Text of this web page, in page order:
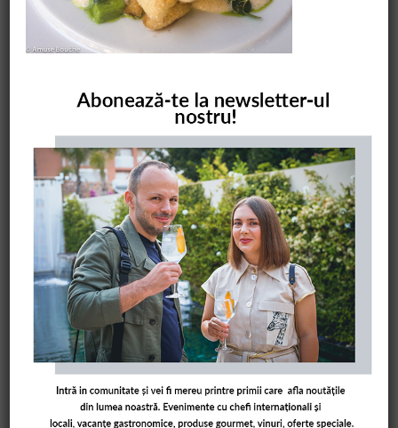
CAUTARE
COMANDĂ CARTEA NOASTRĂ